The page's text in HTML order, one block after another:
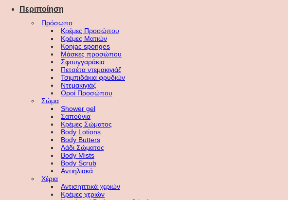
Περιποίηση
Πρόσωπο
Κρέμες Προσώπου
Κρέμες Ματιών
Konjac sponges
Μάσκες προσώπου
Σφουγγαράκια
Πετσέτα ντεμακιγιάζ
Τσιμπιδάκια φρυδιών
Ντεμακιγιάζ
Οροί Προσώπου
Σώμα
Shower gel
Σαπούνια
Κρέμες Σώματος
Body Lotions
Body Butters
Λάδι Σώματος
Body Mists
Body Scrub
Αντιηλιακά
Χέρια
Αντισηπτικά χεριών
Κρέμες χεριών